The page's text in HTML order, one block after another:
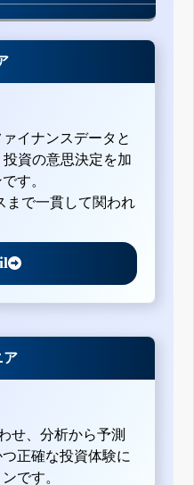
イナンスデータと
資の意思決定を加
す。
まで一貫して関われ
ア
せ、分析から予測
正確な投資体験に
です。